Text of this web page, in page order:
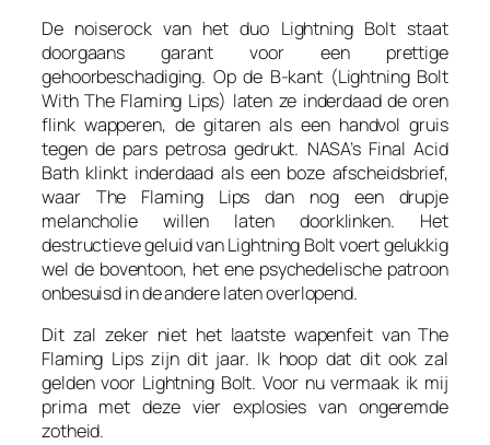
De noiserock van het duo Lightning Bolt staat
doorgaans garant voor een prettige
gehoorbeschadiging. Op de B-kant (Lightning Bolt
With The Flaming Lips) laten ze inderdaad de oren
flink wapperen, de gitaren als een handvol gruis
tegen de pars petrosa gedrukt. NASA’s Final Acid
Bath klinkt inderdaad als een boze afscheidsbrief,
waar The Flaming Lips dan nog een drupje
melancholie willen laten doorklinken. Het
destructieve geluid van Lightning Bolt voert gelukkig
wel de boventoon, het ene psychedelische patroon
onbesuisd in de andere laten overlopend.
Dit zal zeker niet het laatste wapenfeit van The
Flaming Lips zijn dit jaar. Ik hoop dat dit ook zal
gelden voor Lightning Bolt. Voor nu vermaak ik mij
prima met deze vier explosies van ongeremde
zotheid.